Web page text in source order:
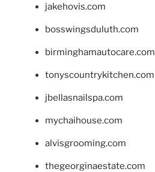
jakehovis.com
bosswingsduluth.com
birminghamautocare.com
tonyscountrykitchen.com
jbellasnailspa.com
mychaihouse.com
alvisgrooming.com
thegeorginaestate.com